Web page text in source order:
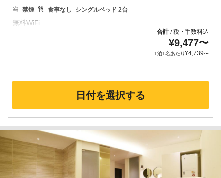
禁煙 食事なし シングルベッド 2台
合計/税・手数料込
¥9,477〜
1泊1名あたり¥4,739〜
日付を選択する